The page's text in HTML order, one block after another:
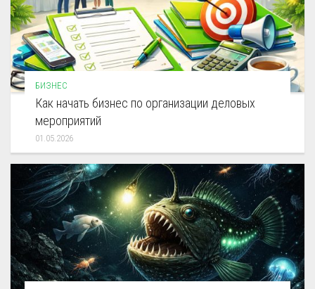
БИЗНЕС
Как начать бизнес по организации деловых
мероприятий
01.05.2026